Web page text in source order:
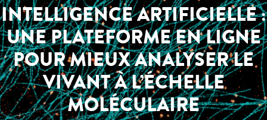
INTELLIGENCE ARTIFICIELLE :
UNE PLATEFORME EN LIGNE
POUR MIEUX ANALYSER LE
VIVANT À L’ÉCHELLE
MOLÉCULAIRE